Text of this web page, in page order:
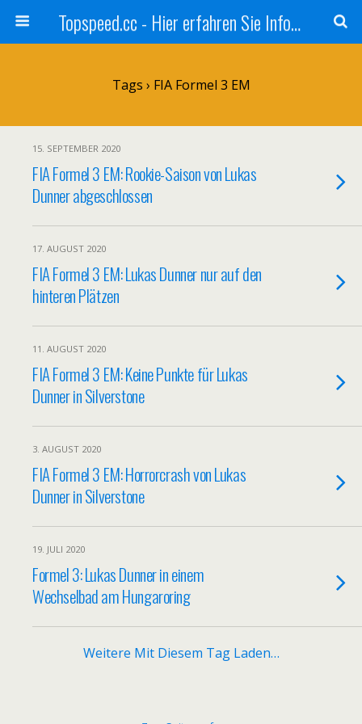
Topspeed.cc - Hier erfahren Sie Infos über die Rennsportszene mit Vollgas
Tags › FIA Formel 3 EM
15. SEPTEMBER 2020
FIA Formel 3 EM: Rookie-Saison von Lukas
Dunner abgeschlossen
17. AUGUST 2020
FIA Formel 3 EM: Lukas Dunner nur auf den
hinteren Plätzen
11. AUGUST 2020
FIA Formel 3 EM: Keine Punkte für Lukas
Dunner in Silverstone
3. AUGUST 2020
FIA Formel 3 EM: Horrorcrash von Lukas
Dunner in Silverstone
19. JULI 2020
Formel 3: Lukas Dunner in einem
Wechselbad am Hungaroring
Weitere Mit Diesem Tag Laden…